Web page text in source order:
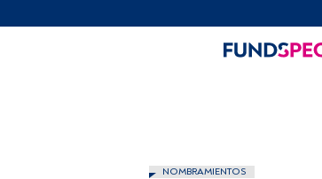
NOMBRAMIENTOS